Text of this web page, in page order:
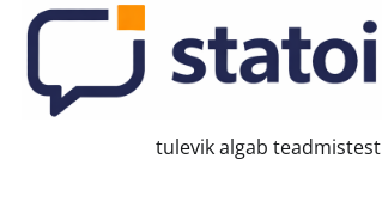
tulevik algab teadmistest